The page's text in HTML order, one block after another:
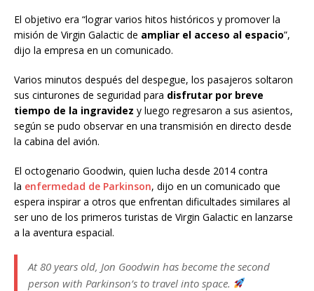
El objetivo era “lograr varios hitos históricos y promover la
misión de Virgin Galactic de ampliar el acceso al espacio”,
dijo la empresa en un comunicado.
Varios minutos después del despegue, los pasajeros soltaron
sus cinturones de seguridad para disfrutar por breve
tiempo de la ingravidez y luego regresaron a sus asientos,
según se pudo observar en una transmisión en directo desde
la cabina del avión.
El octogenario Goodwin, quien lucha desde 2014 contra
la enfermedad de Parkinson, dijo en un comunicado que
espera inspirar a otros que enfrentan dificultades similares al
ser uno de los primeros turistas de Virgin Galactic en lanzarse
a la aventura espacial.
At 80 years old, Jon Goodwin has become the second
person with Parkinson’s to travel into space.